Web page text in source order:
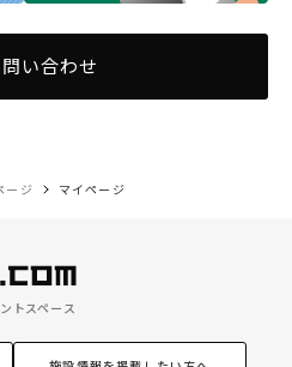
い合わせ
ージ マイページ
トスペース